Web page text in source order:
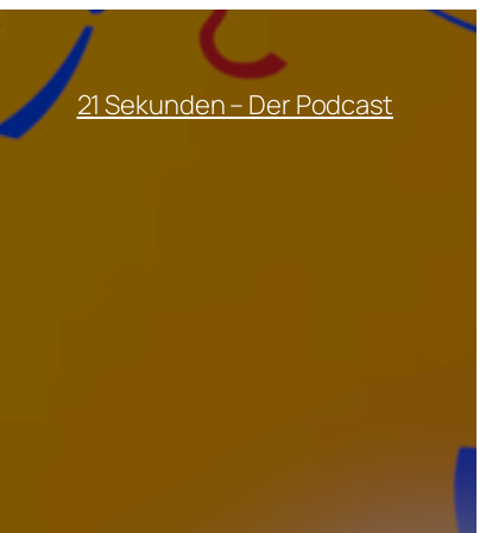
21 Sekunden – Der Podcast